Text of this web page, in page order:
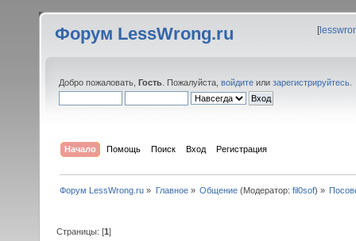
Форум LessWrong.ru [
Добро пожаловать, Гость . Пожалуйста, войдите или зарегистрируйтесь
Начало Помощь Поиск Вход Регистрация
Форум LessWrong.ru » Главное» Общение(Модератор: fil0sof) »
Страницы: [1]